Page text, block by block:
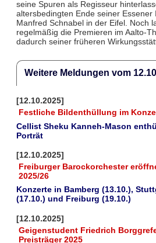
seine Spuren als Regisseur
altersbedingten Ende seiner Essener
Manfred Schnabel in der Eifel. Noch
regelmäßig die Premieren im Aalto-
dadurch seiner früheren
Weitere Meldungen vom
[12.10.2025]
Festliche Bildenthüllung im
Cellist Sheku Kanneh-Mason
Porträt
[12.10.2025]
Freiburger Barockorchester
2025/26
Konzerte in Bamberg (13.10.),
(17.10.) und Freiburg (19.10.)
[12.10.2025]
Geigenstudent Friedrich
Preisträger 2025